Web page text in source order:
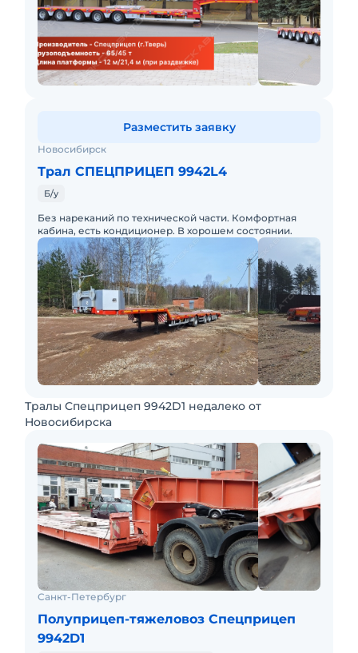
Новосибирск
Трал СПЕЦПРИЦЕП 9942L4
Б/у
Без нареканий по технической части. Комфортная
кабина, есть кондиционер. В хорошем состоянии.
Разместить заявку
Тралы Спецприцеп 9942D1 недалеко от
Новосибирска
Санкт-Петербург
Полуприцеп-тяжеловоз Спецприцеп
9942D1